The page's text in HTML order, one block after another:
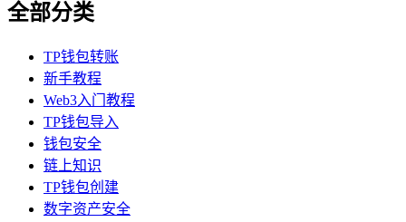
全部分类
TP钱包转账
新手教程
Web3入门教程
TP钱包导入
钱包安全
链上知识
TP钱包创建
数字资产安全